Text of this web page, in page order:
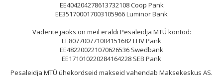
EE404204278613732108 Coop Pank
EE351700017003105966 Luminor Bank
Vaderite jaoks on meil eraldi Pesaleidja MTÜ kontod:
EE807700771004151682 LHV Pank
EE482200221070626536 Swedbank
EE171010220284164228 SEB Pank
Pesaleidja MTÜ ühekordseid makseid vahendab Maksekeskus AS.